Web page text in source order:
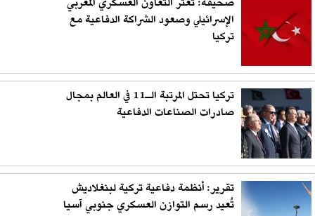
الإسرائيلي وصعود الشراكة الدفاعية مع
تركيا
تركيا تحتل المرتبة الـ11 في العالم بمجال
صادرات الصناعات الدفاعية
تقرير: أنظمة دفاعية تركية لبنغلاديش
تُعيد رسم التوازن العسكري جنوبي آسيا